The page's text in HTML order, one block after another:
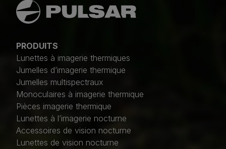
PRODUITS
Lunettes à imagerie thermiques
Jumelles d’imagerie thermique
Jumelles multispectraux
Monoculaires à imagerie thermique
Pièces imagerie thermique
Lunettes à l’imagerie nocturne
Accessoires de vision nocturne
Lunettes de vision nocturne